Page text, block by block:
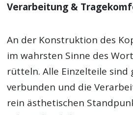
Verarbeitung &
An der Konstruktion des
im wahrsten Sinne des
rütteln. Alle Einzelteile
verbunden und die
rein ästhetischen